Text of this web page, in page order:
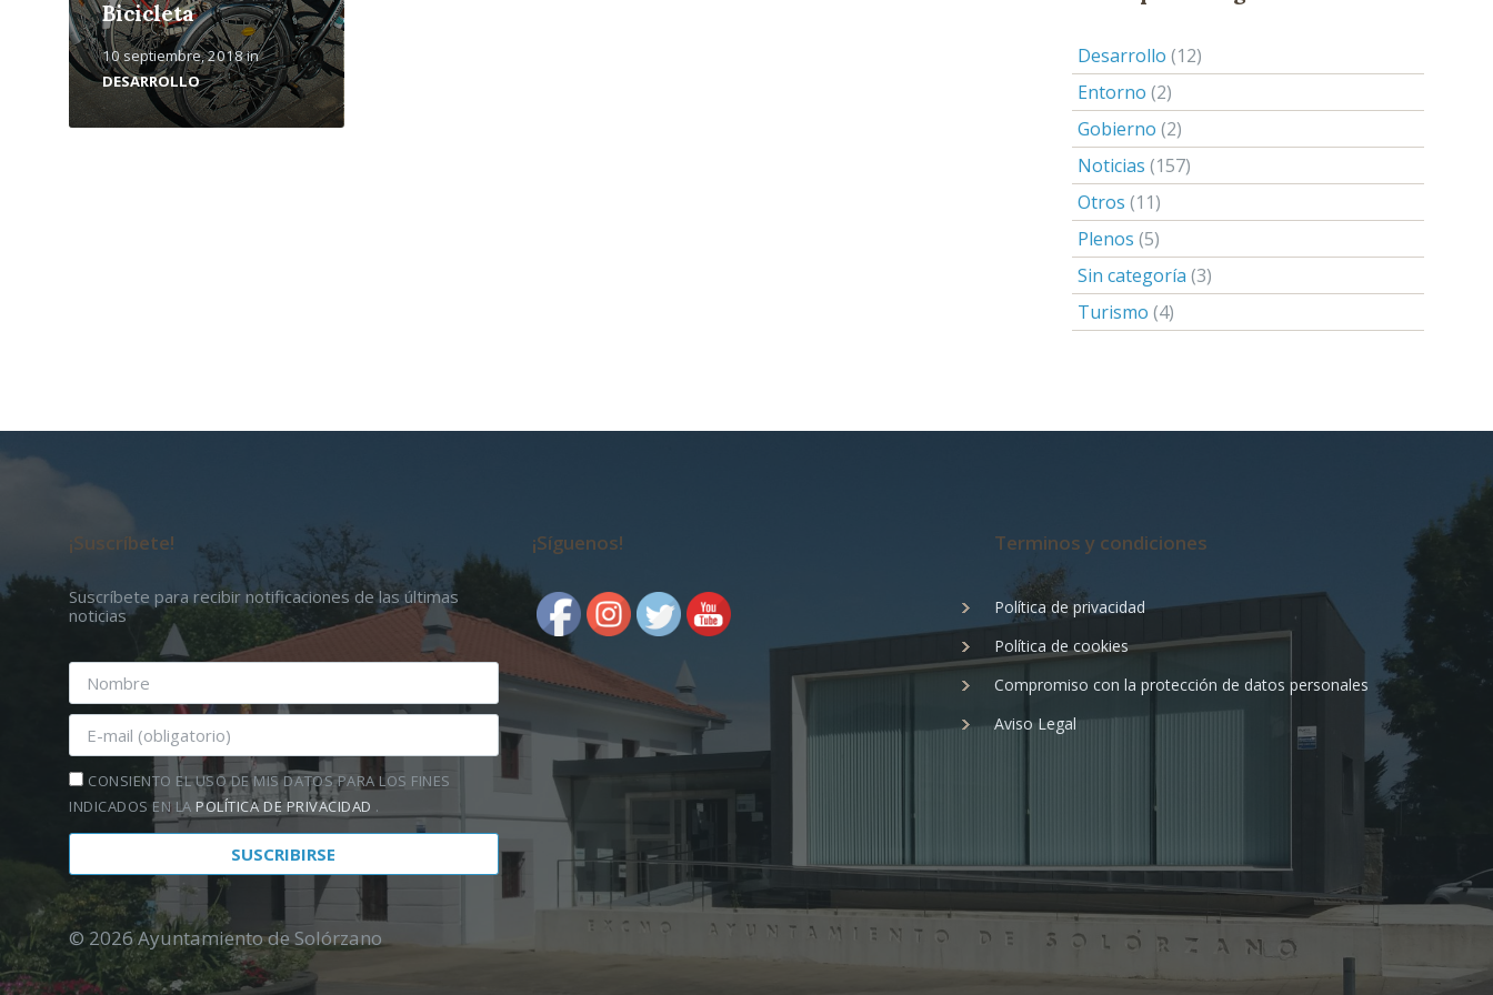
Bicicleta
10 septiembre, 2018in
DESARROLLO
Desarrollo (12)
Entorno (2)
Gobierno (2)
Noticias (157)
Otros (11)
Plenos (5)
Sin categoría (3)
Turismo (4)
¡Suscríbete!
Suscríbete para recibir notificaciones de las últimas
noticias
CONSIENTO EL USO DE MIS DATOS PARA LOS FINES
INDICADOS EN LAPOLÍTICA DE PRIVACIDAD .
¡Síguenos! Terminos y condiciones
Política de privacidad
Política de cookies
Compromiso con la protección de datos personales
Aviso Legal
© 2026 Ayuntamiento de Solórzano